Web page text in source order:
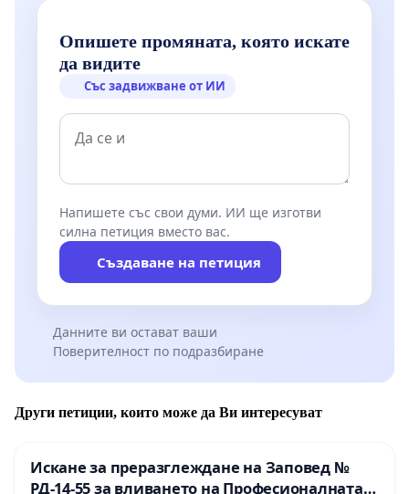
Опишете промяната, която искате
да видите
Със задвижване от ИИ
Напишете със свои думи. ИИ ще изготви
силна петиция вместо вас.
Създаване на петиция
Данните ви остават ваши
Поверителност по подразбиране
Други петиции, които може да Ви интересуват
Искане за преразглеждане на Заповед №
РД-14-55 за вливането на Професионалната